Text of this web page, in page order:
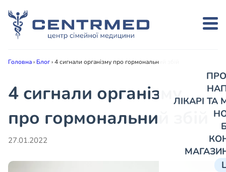
ЛІКАРІ
Головна› Блог›4 сигнали організму про гормональний збій
4 сигнали організму
про гормональний збій
27.01.2022